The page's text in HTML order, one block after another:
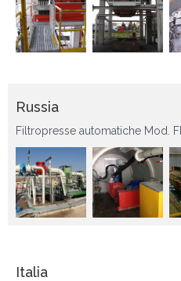
Russia
Filtropresse automatiche Mod.
Italia